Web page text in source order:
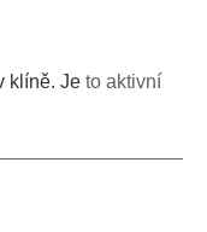
klíně. Je to aktivní